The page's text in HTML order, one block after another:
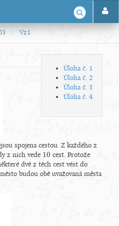
Vz1
Úloha č. 1
Úloha č. 2
Úloha č. 3
Úloha č. 4
spojena cestou. Z každého z
z nich vede 10
10 cest. Protože
dvě z těch cest vést do
budou obě uvažovaná města